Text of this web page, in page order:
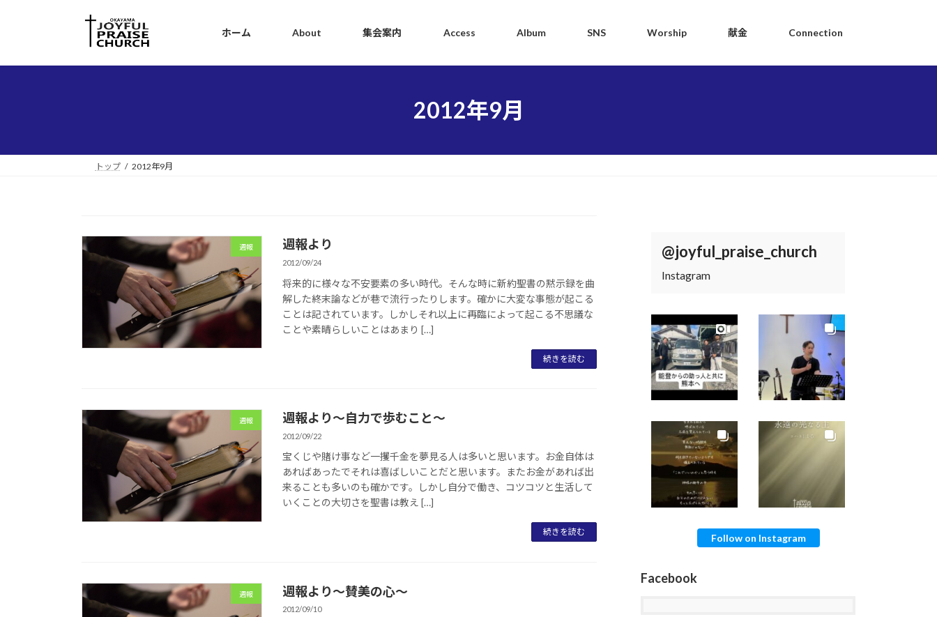
プ
動
ホーム About 集会案内 Access Album SNS Worship 献金 Connection
2012年9月
トップ 2012年9月
週報 週報より
2012/09/24
将来的に様々な不安要素の多い時代。そんな時に新約聖書の黙示録を曲
解した終末論などが巷で流行ったりします。確かに大変な事態が起こる
ことは記されています。しかしそれ以上に再臨によって起こる不思議な
ことや素晴らしいことはあまり […]
続きを読む
週報 週報より～自力で歩むこと～
2012/09/22
宝くじや賭け事など一攫千金を夢見る人は多いと思います。お金自体は
あればあったでそれは喜ばしいことだと思います。またお金があれば出
来ることも多いのも確かです。しかし自分で働き、コツコツと生活して
いくことの大切さを聖書は教え […]
続きを読む
週報 週報より～賛美の心～
2012/09/10
@joyful_praise_church
Instagram
Follow on Instagram
Facebook